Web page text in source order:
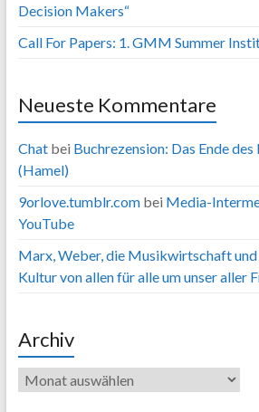
Decision Makers“
Call For Papers: 1. GMM Summer
Neueste Kommentare
Chatbei Buchrezension: Das Ende
(Hamel)
9orlove.tumblr.combei Media-
YouTube
Marx, Weber, die Musikwirtschaft
Kultur von allen für alle um unser aller
Archiv